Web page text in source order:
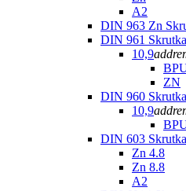
A2
DIN 963 Zn
DIN 961
10,9add
ZN
DIN 960
10,9add
DIN 603
Zn 4.8
Zn 8.8
A2